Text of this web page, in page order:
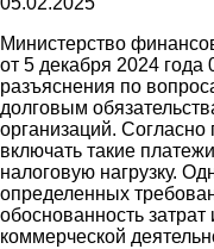
Министерство
от 5 декабря 2024
разъяснения по
долговым
организаций.
включать такие
налоговую нагрузку.
определенных
обоснованность
коммерческой